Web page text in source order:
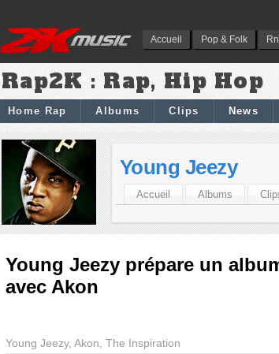
Accueil Pop & Folk
Rap2K : Rap, Hip Hop
Home Rap Albums Clips News
Young Jeezy
Accueil Albums
Young Jeezy prépare un
avec Akon
Young Jeezy, Akon, The Inspiration